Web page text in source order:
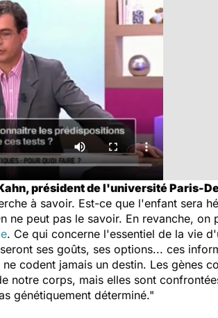
président de l'université Paris-
à savoir. Est-ce que l'enfant sera
ne peut pas le savoir. En revanche,
. Ce qui concerne l'essentiel de la vie
ses goûts, ses options... ces
codent jamais un destin. Les gènes
notre corps, mais elles sont
génétiquement déterminé."